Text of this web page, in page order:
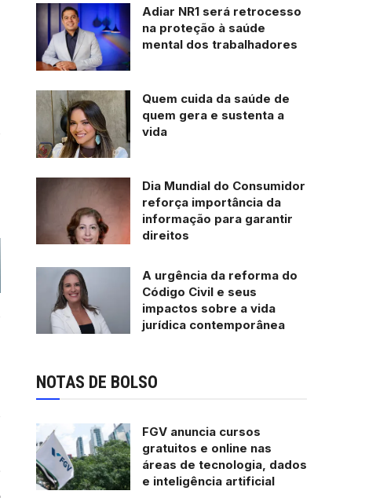
Adiar NR1 será retrocesso
na proteção à saúde
mental dos trabalhadores
Quem cuida da saúde de
quem gera e sustenta a
vida
Dia Mundial do Consumidor
reforça importância da
informação para garantir
direitos
A urgência da reforma do
Código Civil e seus
impactos sobre a vida
jurídica contemporânea
NOTAS DE BOLSO
FGV anuncia cursos
gratuitos e online nas
áreas de tecnologia, dados
e inteligência artificial